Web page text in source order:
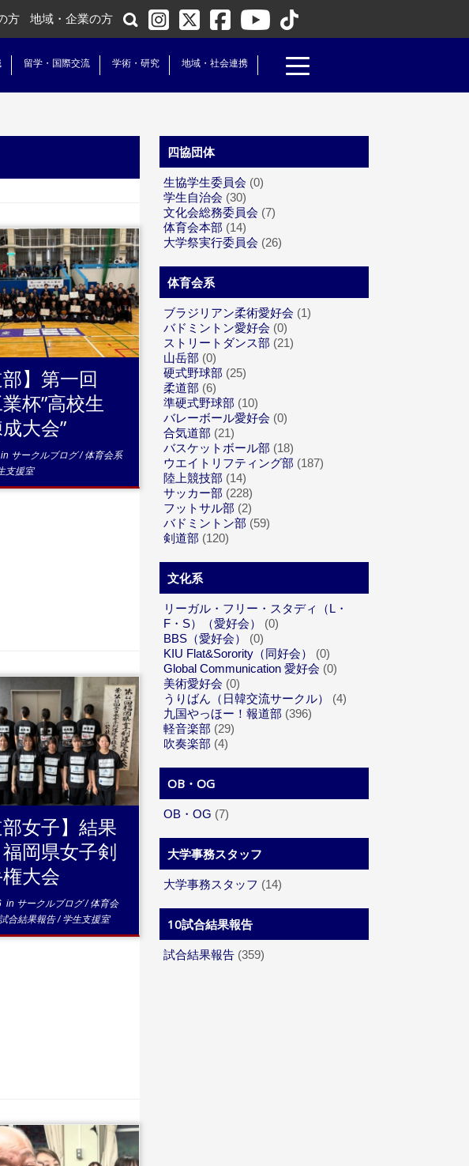
方 地域・企業の方
留学・国際交流 学術・研究 地域・社会連携
を読む
部】第一回
杯”高校生
大会”
in サークルブログ/体育会系
支援室
を読む
部女子】結果
岡県女子剣
大会
in サークルブログ/体育会
合結果報告/学生支援室
四協団体
生協学生委員会 (0)
学生自治会 (30)
文化会総務委員会 (7)
体育会本部 (14)
大学祭実行委員会 (26)
体育会系
ブラジリアン柔術愛好会 (1)
バドミントン愛好会 (0)
ストリートダンス部 (21)
山岳部 (0)
硬式野球部 (25)
柔道部 (6)
準硬式野球部 (10)
バレーボール愛好会 (0)
合気道部 (21)
バスケットボール部 (18)
ウエイトリフティング部 (187)
陸上競技部 (14)
サッカー部 (228)
フットサル部 (2)
バドミントン部 (59)
剣道部 (120)
文化系
リーガル・フリー・スタディ（L・
F・S）（愛好会）
(0)
BBS（愛好会）
(0)
KIU Flat&Sorority（同好会）
(0)
Global Communication 愛好会 (0)
美術愛好会 (0)
うりばん（日韓交流サークル）
(4)
九国やっほー！報道部 (396)
軽音楽部 (29)
吹奏楽部 (4)
OB・OG
OB・OG (7)
大学事務スタッフ
大学事務スタッフ (14)
10試合結果報告
試合結果報告 (359)